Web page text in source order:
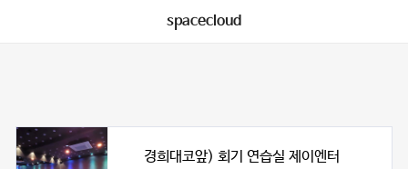
spacecloud
경희대코앞) 회기 연습실 제이엔터